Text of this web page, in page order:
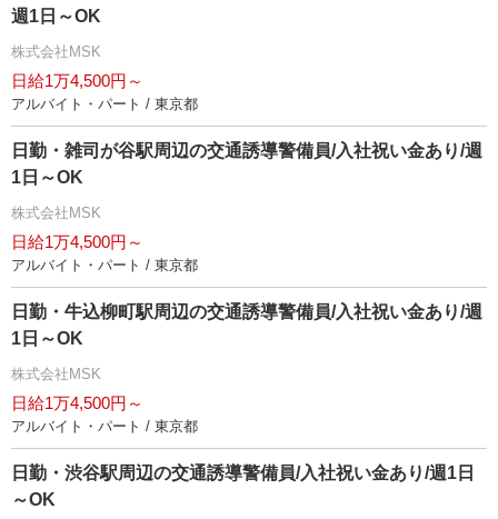
週1日～OK
株式会社MSK
日給1万4,500円～
アルバイト・パート / 東京都
日勤・雑司が谷駅周辺の交通誘導警備員/入社祝い金あり/週
1日～OK
株式会社MSK
日給1万4,500円～
アルバイト・パート / 東京都
日勤・牛込柳町駅周辺の交通誘導警備員/入社祝い金あり/週
1日～OK
株式会社MSK
日給1万4,500円～
アルバイト・パート / 東京都
日勤・渋谷駅周辺の交通誘導警備員/入社祝い金あり/週1日
～OK